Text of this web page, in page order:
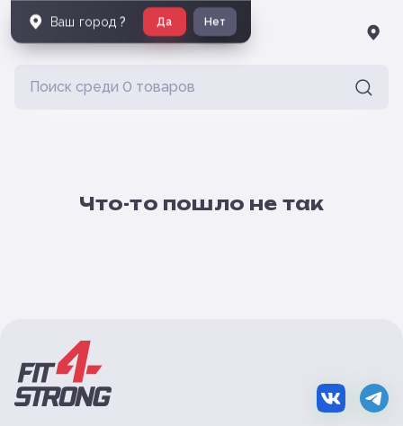
Что-то пошло не так
Ваш город ? Да Нет